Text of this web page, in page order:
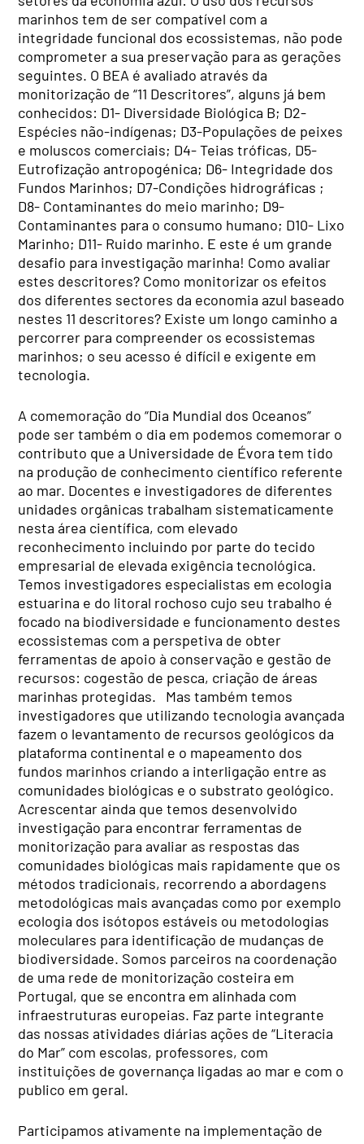
marinhos tem de ser compatível com a
integridade funcional dos ecossistemas, não pode
comprometer a sua preservação para as gerações
seguintes. O BEA é avaliado através da
monitorização de “11 Descritores”, alguns já bem
conhecidos: D1- Diversidade Biológica B; D2-
Espécies não-indígenas; D3-Populações de peixes
e moluscos comerciais; D4- Teias tróficas, D5-
Eutrofização antropogénica; D6- Integridade dos
Fundos Marinhos; D7-Condições hidrográficas ;
D8- Contaminantes do meio marinho; D9-
Contaminantes para o consumo humano; D10- Lixo
Marinho; D11- Ruido marinho. E este é um grande
desafio para investigação marinha! Como avaliar
estes descritores? Como monitorizar os efeitos
dos diferentes sectores da economia azul baseado
nestes 11 descritores? Existe um longo caminho a
percorrer para compreender os ecossistemas
marinhos; o seu acesso é difícil e exigente em
tecnologia.
A comemoração do “Dia Mundial dos Oceanos”
pode ser também o dia em podemos comemorar o
contributo que a Universidade de Évora tem tido
na produção de conhecimento científico referente
ao mar. Docentes e investigadores de diferentes
unidades orgânicas trabalham sistematicamente
nesta área científica, com elevado
reconhecimento incluindo por parte do tecido
empresarial de elevada exigência tecnológica.
Temos investigadores especialistas em ecologia
estuarina e do litoral rochoso cujo seu trabalho é
focado na biodiversidade e funcionamento destes
ecossistemas com a perspetiva de obter
ferramentas de apoio à conservação e gestão de
recursos: cogestão de pesca, criação de áreas
marinhas protegidas. Mas também temos
investigadores que utilizando tecnologia avançada
fazem o levantamento de recursos geológicos da
plataforma continental e o mapeamento dos
fundos marinhos criando a interligação entre as
comunidades biológicas e o substrato geológico.
Acrescentar ainda que temos desenvolvido
investigação para encontrar ferramentas de
monitorização para avaliar as respostas das
comunidades biológicas mais rapidamente que os
métodos tradicionais, recorrendo a abordagens
metodológicas mais avançadas como por exemplo
ecologia dos isótopos estáveis ou metodologias
moleculares para identificação de mudanças de
biodiversidade. Somos parceiros na coordenação
de uma rede de monitorização costeira em
Portugal, que se encontra em alinhada com
infraestruturas europeias. Faz parte integrante
das nossas atividades diárias ações de “Literacia
do Mar” com escolas, professores, com
instituições de governança ligadas ao mar e com o
publico em geral.
Participamos ativamente na implementação de